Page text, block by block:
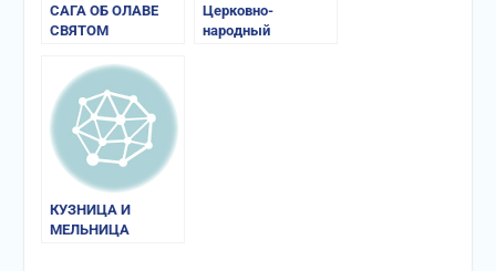
САГА ОБ ОЛАВЕ
СВЯТОМ
Церковно-
народный
КУЗНИЦА И
МЕЛЬНИЦА